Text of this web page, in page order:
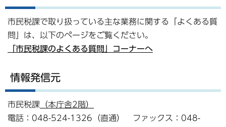
市民税課で取り扱っている主な業務に関する「よくある質
問」は、以下のページをご覧ください。
「市民税課のよくある質問」コーナーへ
情報発信元
市民税課 （本庁舎2階）
電話：048-524-1326（直通） ファックス：048-